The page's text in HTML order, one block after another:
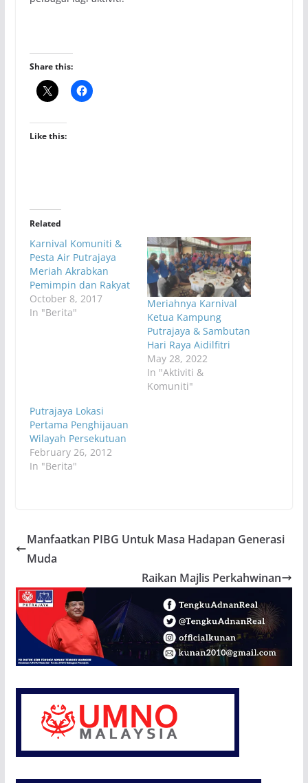
Share this:
Like this:
Related
Karnival Komuniti &
Pesta Air Putrajaya
Meriah Akrabkan
Pemimpin dan Rakyat
October 8, 2017
In "Berita"
Meriahnya Karnival
Ketua Kampung
Putrajaya & Sambutan
Hari Raya Aidilfitri
May 28, 2022
In "Aktiviti &
Komuniti"
Putrajaya Lokasi
Pertama Penghijauan
Wilayah Persekutuan
February 26, 2012
In "Berita"
Manfaatkan PIBG Untuk Masa Hadapan Generasi
Muda
Raikan Majlis Perkahwinan